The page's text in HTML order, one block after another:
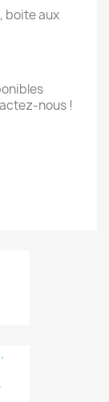
boite aux
nous !